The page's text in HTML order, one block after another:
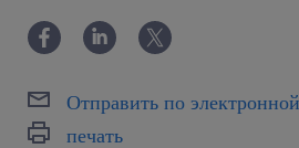
Отправить по
печать